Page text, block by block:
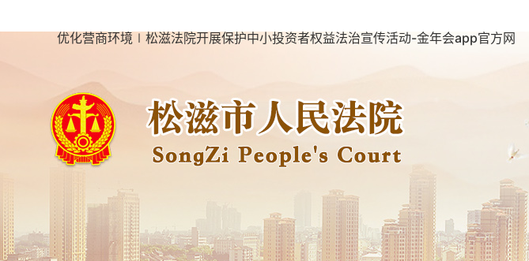
优化营商环境∣松滋法院开展保护中小投资者权益法治宣传活动-金年会app官方网